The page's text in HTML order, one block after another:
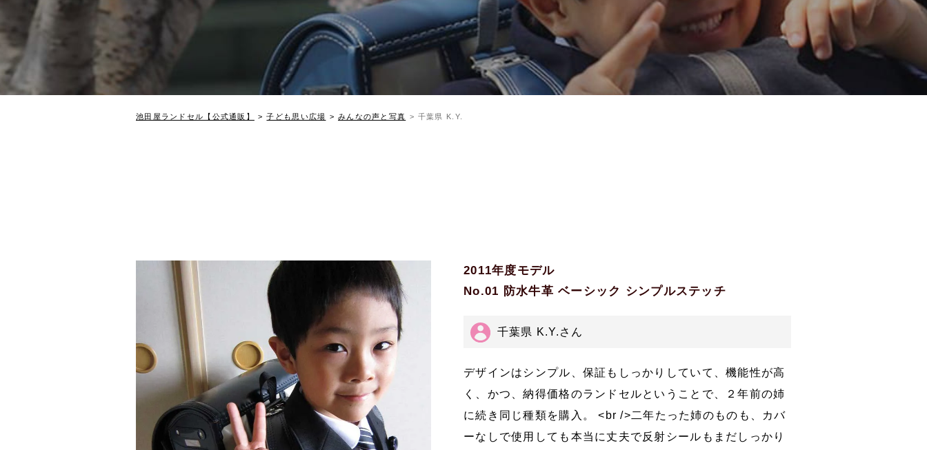
池田屋ランドセル【公式通販】 子ども思い広場 みんなの声と写真 千葉県 K.Y.
2011年度モデル
No.01 防水牛革 ベーシック シンプルステッチ
千葉県 K.Y.さん
デザインはシンプル、保証もしっかりしていて、機能性が高
く、かつ、納得価格のランドセルということで、２年前の姉
に続き同じ種類を購入。 <br />二年たった姉のものも、カバ
ーなしで使用しても本当に丈夫で反射シールもまだしっかり